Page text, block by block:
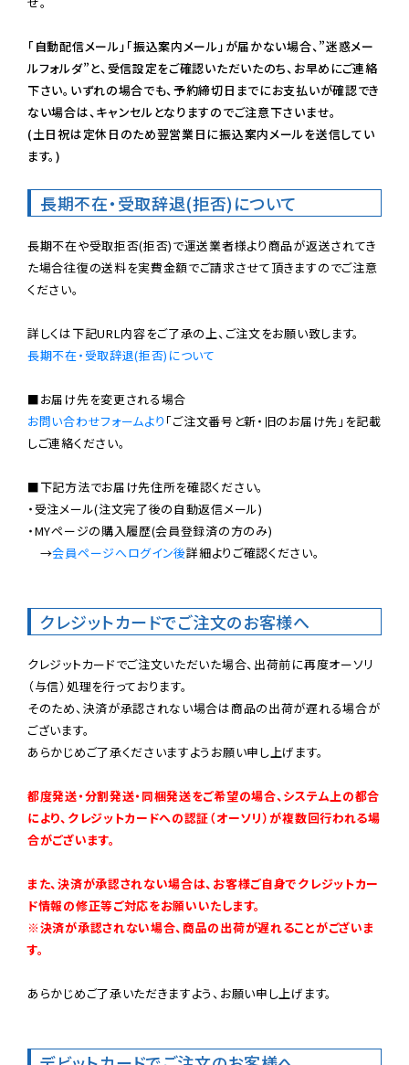
「自動配信メール」「振込案内メール」が届かない場合、”迷惑メー
ルフォルダ”と、受信設定をご確認いただいたのち、お早めにご連絡
下さい。いずれの場合でも、予約締切日までにお支払いが確認でき
ない場合は、キャンセルとなりますのでご注意下さいませ。
(土日祝は定休日のため翌営業日に振込案内メールを送信してい
ます。)
長期不在・受取辞退(拒否)について
長期不在や受取拒否(拒否)で運送業者様より商品が返送されてき
た場合往復の送料を実費金額でご請求させて頂きますのでご注意
ください。
長期不在・受取辞退(拒否)について
お問い合わせフォームより 「ご注文番号と新・旧のお届け先」を記載
しご連絡ください。
■下記方法でお届け先住所を確認ください。
・受注メール(注文完了後の自動返信メール)
・MYページの購入履歴(会員登録済の方のみ)
→会員ページへログイン後詳細よりご確認ください。
クレジットカードでご注文のお客様へ
クレジットカードでご注文いただいた場合、出荷前に再度オーソリ
（与信）処理を行っております。
そのため、決済が承認されない場合は商品の出荷が遅れる場合が
ございます。
あらかじめご了承くださいますようお願い申し上げます。
都度発送・分割発送・同梱発送をご希望の場合、システム上の都合
により、クレジットカードへの認証（オーソリ）が複数回行われる場
合がございます。
また、決済が承認されない場合は、お客様ご自身でクレジットカー
ド情報の修正等ご対応をお願いいたします。
※決済が承認されない場合、商品の出荷が遅れることがございま
す。
あらかじめご了承いただきますよう、お願い申し上げます。